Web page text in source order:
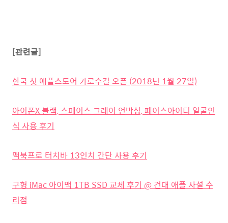
[관련글]
한국 첫 애플스토어 가로수길 오픈 (2018년 1월 27일)
아이폰X 블랙, 스페이스 그레이 언박싱, 페이스아이디 얼굴인
식 사용 후기
맥북프로 터치바 13인치 간단 사용 후기
구형 iMac 아이맥 1TB SSD 교체 후기 @ 건대 애플 사설 수
리점